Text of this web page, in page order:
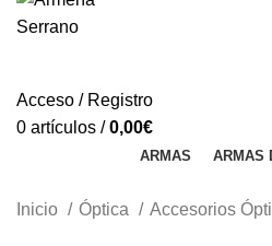
Acceso / Registro
0 artículos / 0,00€
ARMAS ARMAS
Inicio Óptica Accesorios